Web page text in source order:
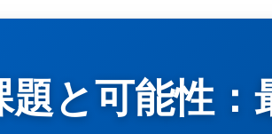
と可能性：